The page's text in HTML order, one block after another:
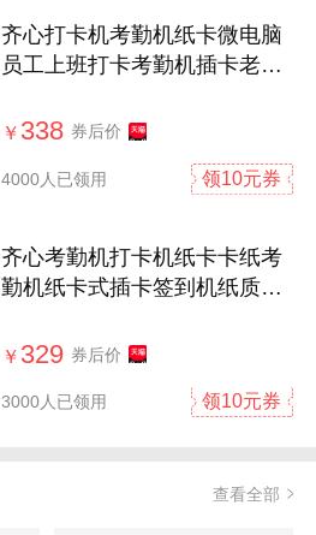
齐心打卡机考勤机纸卡微电脑
员工上班打卡考勤机插卡老式
厂自动卡片记录打卡机器
￥ 338 券后价
4000人已领用 领10元券
齐心考勤机打卡机纸卡卡纸考
勤机纸卡式插卡签到机纸质打
智能识别MT620打卡钟
￥ 329 券后价
3000人已领用 领10元券
查看全部